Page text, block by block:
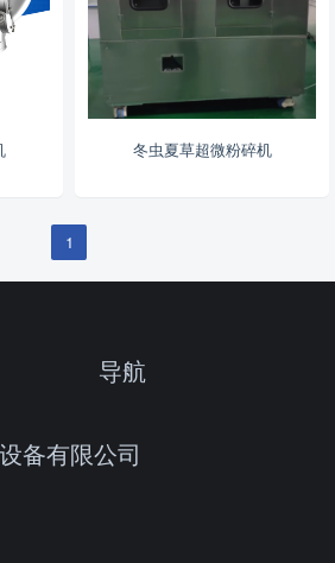
冬虫夏草超微粉碎机
1
导航
备有限公司